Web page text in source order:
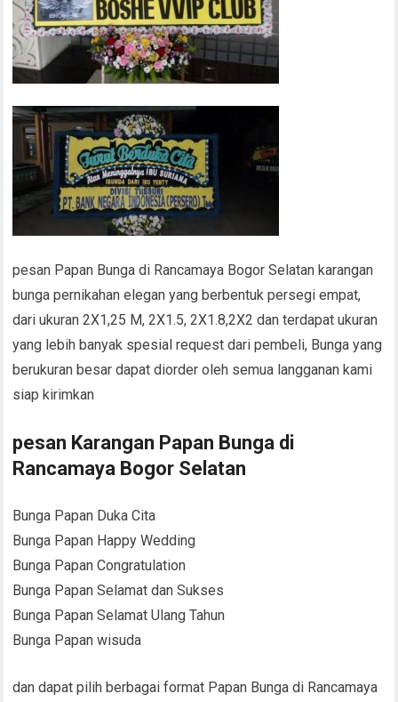
pesan Papan Bunga di Rancamaya Bogor Selatan karangan
bunga pernikahan elegan yang berbentuk persegi empat,
dari ukuran 2X1,25 M, 2X1.5, 2X1.8,2X2 dan terdapat ukuran
yang lebih banyak spesial request dari pembeli, Bunga yang
berukuran besar dapat diorder oleh semua langganan kami
siap kirimkan
pesan Karangan Papan Bunga di
Rancamaya Bogor Selatan
Bunga Papan Duka Cita
Bunga Papan Happy Wedding
Bunga Papan Congratulation
Bunga Papan Selamat dan Sukses
Bunga Papan Selamat Ulang Tahun
Bunga Papan wisuda
dan dapat pilih berbagai format Papan Bunga di Rancamaya